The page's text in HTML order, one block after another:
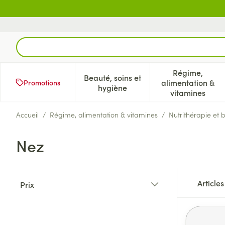
Rechercher
Promotions
Beauté, soins et
hygièneAfficher le sous-menu pour la
Régime,
alimentation &
vitamines
Afficher
Accueil / Régime, alimentation & vitamines / Nutrithérapie et
Nez
Prix
Articles